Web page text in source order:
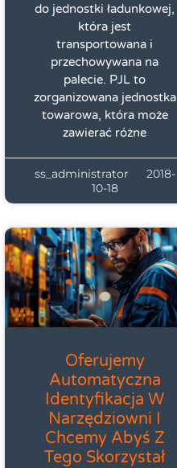
do jednostki ładunkowej,
która jest
transportowana i
przechowywana na
palecie. PJL to
zorganizowana jednostka
towarowa, która może
zawierać różne
ss_administrator
2018-
10-18
Oferujemy
Automatyczna
Identyfikacja W
Narzędziowni I
Chcemy Abyś Z
Tego Skorzystał